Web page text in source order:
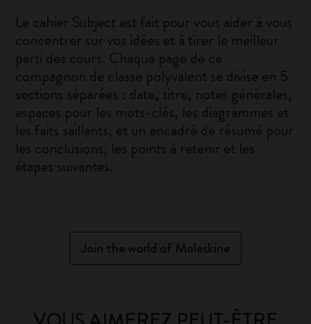
Le cahier Subject est fait pour vous aider à vous
concentrer sur vos idées et à tirer le meilleur
parti des cours. Chaque page de ce
compagnon de classe polyvalent se divise en 5
sections séparées : date, titre, notes générales,
espaces pour les mots-clés, les diagrammes et
les faits saillants, et un encadré de résumé pour
les conclusions, les points à retenir et les
étapes suivantes.
Join the world of Moleskine